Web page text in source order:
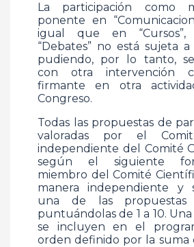
La participación como
ponente en
igual que en “Cursos”,
“Debates” no está sujeta
pudiendo, por lo tanto,
con otra intervención
firmante en otra
Congreso.
Todas las propuestas de
valoradas por el
independiente del Comité
según el siguiente
miembro del Comité
manera independiente y
una de las propuestas
puntuándolas de 1 a 10.
se incluyen en el
orden definido por la suma